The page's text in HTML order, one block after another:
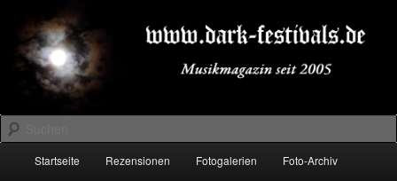
primären
Inhalt
springen
sekundären
Inhalt
springenDARK-FESTIVALS.DE
Suchen
Startseite Rezensionen Fotogalerien Foto-Archiv